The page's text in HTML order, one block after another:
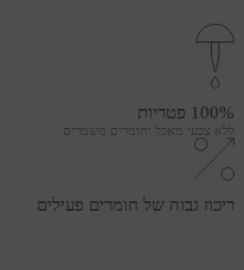
100% פטריות
ללא צבעי מאכל וחומרים משמרים
ריכוז גבוה של חומרים פעילים